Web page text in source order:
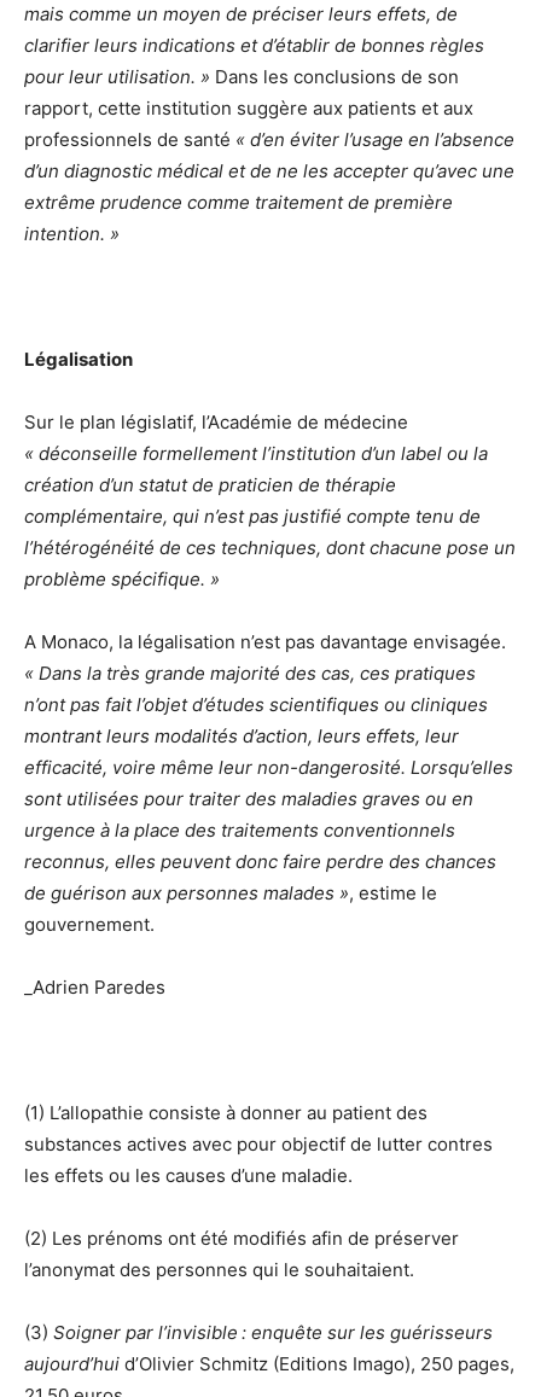
mais comme un moyen de préciser leurs effets, de
clarifier leurs indications et d’établir de bonnes règles
pour leur utilisation. » Dans les conclusions de son
rapport, cette institution suggère aux patients et aux
professionnels de santé « d’en éviter l’usage en l’absence
d’un diagnostic médical et de ne les accepter qu’avec une
extrême prudence comme traitement de première
intention. »
Légalisation
Sur le plan législatif, l’Académie de médecine
« déconseille formellement l’institution d’un label ou la
création d’un statut de praticien de thérapie
complémentaire, qui n’est pas justifié compte tenu de
l’hétérogénéité de ces techniques, dont chacune pose un
problème spécifique. »
A Monaco, la légalisation n’est pas davantage envisagée.
« Dans la très grande majorité des cas, ces pratiques
n’ont pas fait l’objet d’études scientifiques ou cliniques
montrant leurs modalités d’action, leurs effets, leur
efficacité, voire même leur non-dangerosité. Lorsqu’elles
sont utilisées pour traiter des maladies graves ou en
urgence à la place des traitements conventionnels
reconnus, elles peuvent donc faire perdre des chances
de guérison aux personnes malades », estime le
gouvernement.
_Adrien Paredes
(1) L’allopathie consiste à donner au patient des
substances actives avec pour objectif de lutter contres
les effets ou les causes d’une maladie.
(2) Les prénoms ont été modifiés afin de préserver
l’anonymat des personnes qui le souhaitaient.
(3) Soigner par l’invisible : enquête sur les guérisseurs
aujourd’hui d’Olivier Schmitz (Editions Imago), 250 pages,